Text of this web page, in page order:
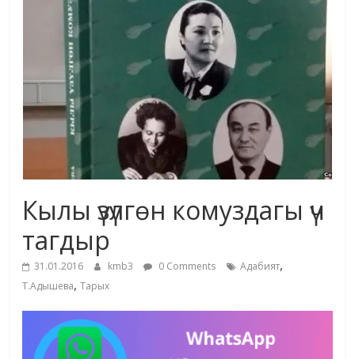
маданияты
адабияты
Кылы үзүлгөн комуздагы үч
тагдыр
31.01.2016 kmb3 0 Comments Адабият,
Т.Адышева,Тарых